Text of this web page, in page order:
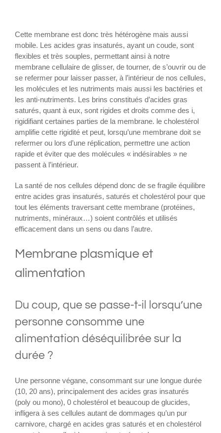
Cette membrane est donc très hétérogène mais aussi
mobile. Les acides gras insaturés, ayant un coude, sont
flexibles et très souples, permettant ainsi à notre
membrane cellulaire de glisser, de tourner, de s’ouvrir ou de
se refermer pour laisser passer, à l’intérieur de nos cellules,
les molécules et les nutriments mais aussi les bactéries et
les anti-nutriments. Les brins constitués d’acides gras
saturés, quant à eux, sont rigides et droits comme des i,
rigidifiant certaines parties de la membrane. le cholestérol
amplifie cette rigidité et peut, lorsqu’une membrane doit se
refermer ou lors d’une réplication, permettre une action
rapide et éviter que des molécules « indésirables » ne
passent à l’intérieur.
La santé de nos cellules dépend donc de se fragile équilibre
entre acides gras insaturés, saturés et cholestérol pour que
tout les éléments traversant cette membrane (protéines,
nutriments, minéraux…) soient contrôlés et utilisés
efficacement dans un sens ou dans l’autre.
Membrane plasmique et
alimentation
Du coup, que se passe-t-il lorsqu’une
personne consomme une
alimentation déséquilibrée sur la
durée ?
Une personne végane, consommant sur une longue durée
(10, 20 ans), principalement des acides gras insaturés
(poly ou mono), 0 cholestérol et beaucoup de glucides,
infligera à ses cellules autant de dommages qu’un pur
carnivore, chargé en acides gras saturés et en cholestérol